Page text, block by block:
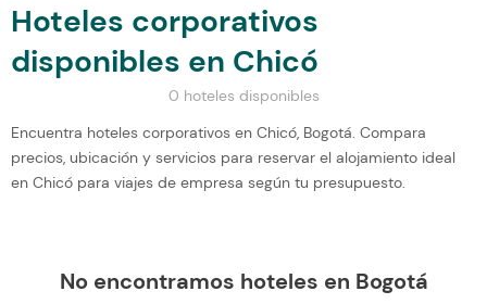
Hoteles corporativos
disponibles en Chicó
0 hoteles disponibles
Encuentra hoteles corporativos en Chicó, Bogotá. Compara
precios, ubicación y servicios para reservar el alojamiento ideal
en Chicó para viajes de empresa según tu presupuesto.
No encontramos hoteles en Bogotá